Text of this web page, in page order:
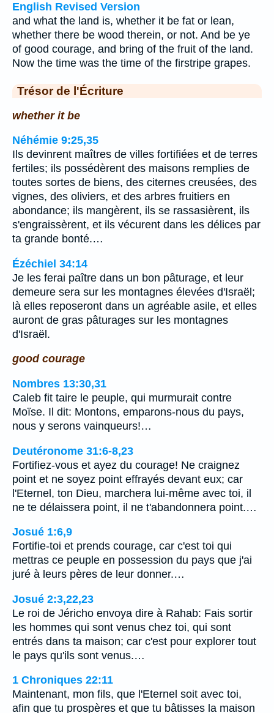
English Revised Version
and what the land is, whether it be fat or lean,
whether there be wood therein, or not. And be ye
of good courage, and bring of the fruit of the land.
Now the time was the time of the firstripe grapes.
Trésor de l'Écriture
whether it be
Néhémie 9:25,35
Ils devinrent maîtres de villes fortifiées et de terres
fertiles; ils possédèrent des maisons remplies de
toutes sortes de biens, des citernes creusées, des
vignes, des oliviers, et des arbres fruitiers en
abondance; ils mangèrent, ils se rassasièrent, ils
s'engraissèrent, et ils vécurent dans les délices par
ta grande bonté.…
Ézéchiel 34:14
Je les ferai paître dans un bon pâturage, et leur
demeure sera sur les montagnes élevées d'Israël;
là elles reposeront dans un agréable asile, et elles
auront de gras pâturages sur les montagnes
d'Israël.
good courage
Nombres 13:30,31
Caleb fit taire le peuple, qui murmurait contre
Moïse. Il dit: Montons, emparons-nous du pays,
nous y serons vainqueurs!…
Deutéronome 31:6-8,23
Fortifiez-vous et ayez du courage! Ne craignez
point et ne soyez point effrayés devant eux; car
l'Eternel, ton Dieu, marchera lui-même avec toi, il
ne te délaissera point, il ne t'abandonnera point.…
Josué 1:6,9
Fortifie-toi et prends courage, car c'est toi qui
mettras ce peuple en possession du pays que j'ai
juré à leurs pères de leur donner.…
Josué 2:3,22,23
Le roi de Jéricho envoya dire à Rahab: Fais sortir
les hommes qui sont venus chez toi, qui sont
entrés dans ta maison; car c'est pour explorer tout
le pays qu'ils sont venus.…
1 Chroniques 22:11
Maintenant, mon fils, que l'Eternel soit avec toi,
afin que tu prospères et que tu bâtisses la maison